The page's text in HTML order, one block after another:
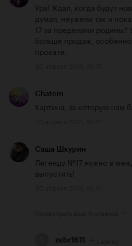
Ура! Ждал, когда будут
думал, неужели так и
17 за пределами
больше продаж,
прокате.
Chatem
Картина, за которую нам
Cаша Шкурин
Легенду №17 нужно в
выпустить!
zebr1611